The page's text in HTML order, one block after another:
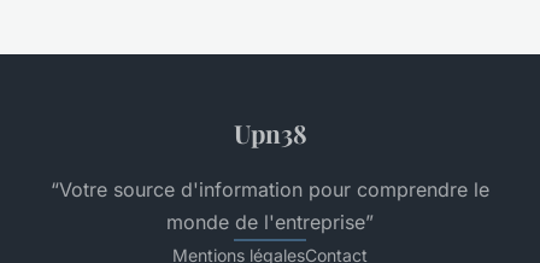
Upn38
“Votre source d'information pour comprendre le
monde de l'entreprise”
Mentions légalesContact